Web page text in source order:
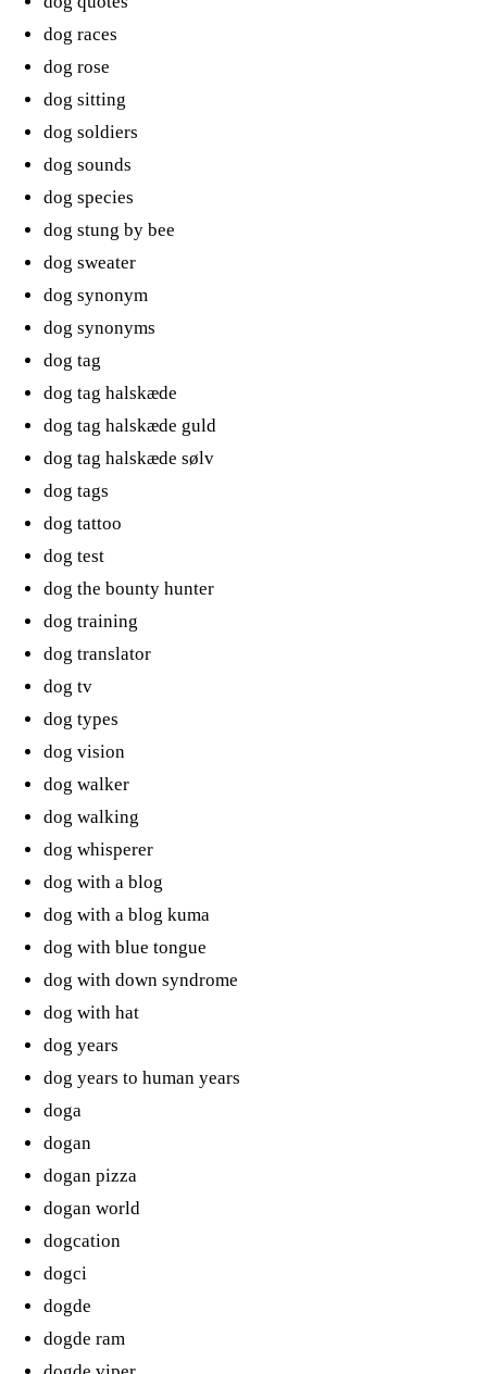
dog races
dog rose
dog sitting
dog soldiers
dog sounds
dog species
dog stung by bee
dog sweater
dog synonym
dog synonyms
dog tag
dog tag halskæde
dog tag halskæde guld
dog tag halskæde sølv
dog tags
dog tattoo
dog test
dog the bounty hunter
dog training
dog translator
dog tv
dog types
dog vision
dog walker
dog walking
dog whisperer
dog with a blog
dog with a blog kuma
dog with blue tongue
dog with down syndrome
dog with hat
dog years
dog years to human years
doga
dogan
dogan pizza
dogan world
dogcation
dogci
dogde
dogde ram